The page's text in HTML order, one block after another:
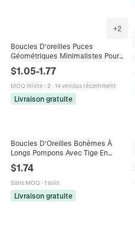
+2
Boucles D'oreilles Puces
Géométriques Minimalistes Pour
Femmes Cuivre Plaqué Or Cœur
Triangle Ovale Rond Zircone
Étincelant
$1.05-1.77
MOQ mixte: 2· 14 vendus récemment
Livraison gratuite
Boucles D'Oreilles Bohèmes À
Longs Pompons Avec Tige En
D'Eau Alliage Strass Style Vintage
Femmes
$1.74
Sans MOQ · 1 avis
Livraison gratuite